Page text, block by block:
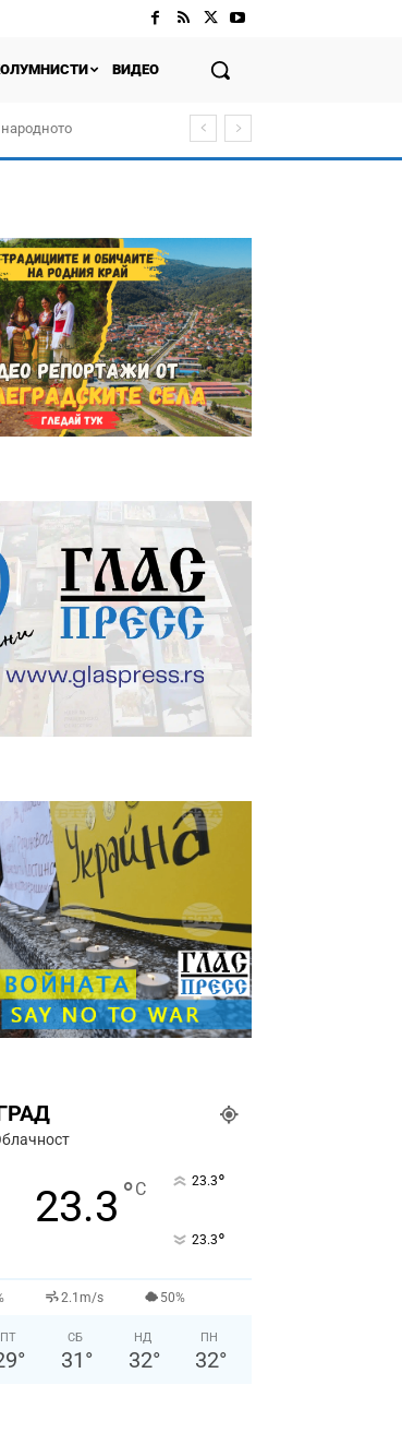
ВИДЕО
23.3 °C 23.3°
23.3°
2.1m/s 50%
ПТ
°
СБ
31 °
НД
32°
ПН
32°